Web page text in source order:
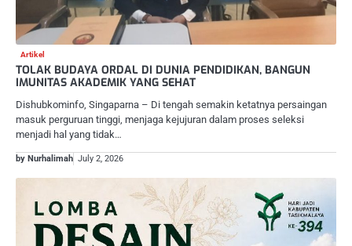
Artikel
TOLAK BUDAYA ORDAL DI DUNIA PENDIDIKAN, BANGUN
IMUNITAS AKADEMIK YANG SEHAT
Dishubkominfo, Singaparna – Di tengah semakin ketatnya persaingan
masuk perguruan tinggi, menjaga kejujuran dalam proses seleksi
menjadi hal yang tidak…
by Nurhalimah July 2, 2026